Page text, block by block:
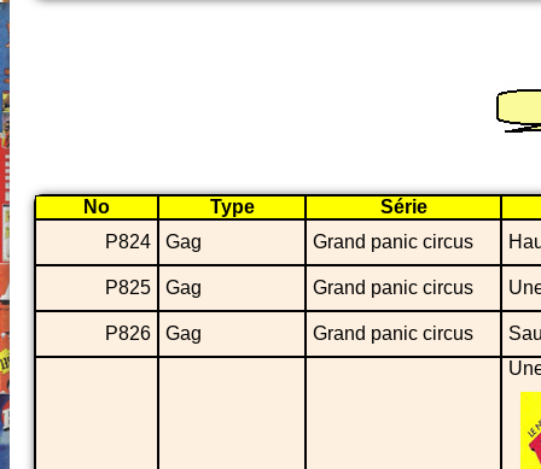
No Type
Série
P824
Gag Grand panic circus
P825 Gag Grand panic circus
P826 Gag Grand panic circus